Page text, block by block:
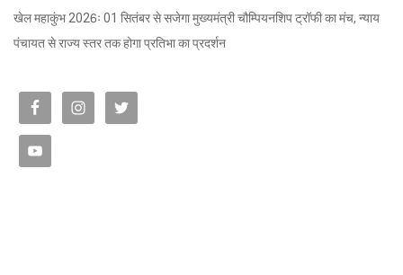
खेल महाकुंभ 2026ः 01 सितंबर से सजेगा मुख्यमंत्री चौम्पियनशिप ट्रॉफी का मंच, न्याय
पंचायत से राज्य स्तर तक होगा प्रतिभा का प्रदर्शन